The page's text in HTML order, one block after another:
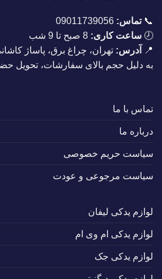
📞تماس: 09011739056
🕗 ساعت کاری:
📍
آدرس: تهران، چراغ برق، پاساژ
به دلیل حجم بالای سفارشات، تحویل
تماس با ما
درباره ما
سیاست حریم خصوصی
سیاست مرجوعی و عودت
لوازم یدکی لیفان
لوازم یدکی ام وی ام
لوازم یدکی جک